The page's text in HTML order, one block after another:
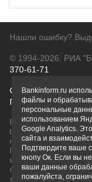
Нашли ошибку?
© 1994-2026. РИА
370-61-71
О проектеПолитика
Правовая
Вся информация о
bankinform.ru, носит
не является
ГК РФ. Информация не
может быть изменена.
банков или при
товарные знаки
Bankinform.ru
файлы и
персональные
использованием
Google Analytics.
сайта и
Подтвердите ваше
кнопу Ок. Если вы
ваши данные
пожалуйста,